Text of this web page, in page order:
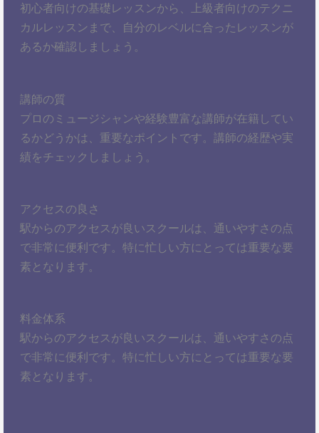
初心者向けの基礎レッスンから、上級者向けのテクニ
カルレッスンまで、自分のレベルに合ったレッスンが
あるか確認しましょう。
講師の質
プロのミュージシャンや経験豊富な講師が在籍してい
るかどうかは、重要なポイントです。講師の経歴や実
績をチェックしましょう。
アクセスの良さ
駅からのアクセスが良いスクールは、通いやすさの点
で非常に便利です。特に忙しい方にとっては重要な要
素となります。
料金体系
駅からのアクセスが良いスクールは、通いやすさの点
で非常に便利です。特に忙しい方にとっては重要な要
素となります。